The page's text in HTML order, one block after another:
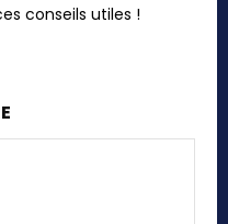
conseils utiles !